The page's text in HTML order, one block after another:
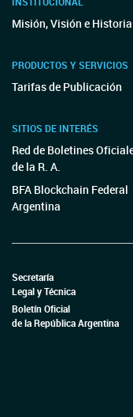
Misión, Visión e Historia
PRODUCTOS Y SERVICIOS
Tarifas de Publicación
SITIOS DE INTERÉS
Red de Boletines
de la R. A.
BFA Blockchain Federal
Argentina
Secretaría
Legal y Técnica
Boletín Oficial
de la República Argentina